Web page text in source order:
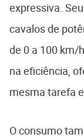
expressiva.
cavalos de
de 0 a 100 km/
na eficiência,
mesma tarefa
O consumo